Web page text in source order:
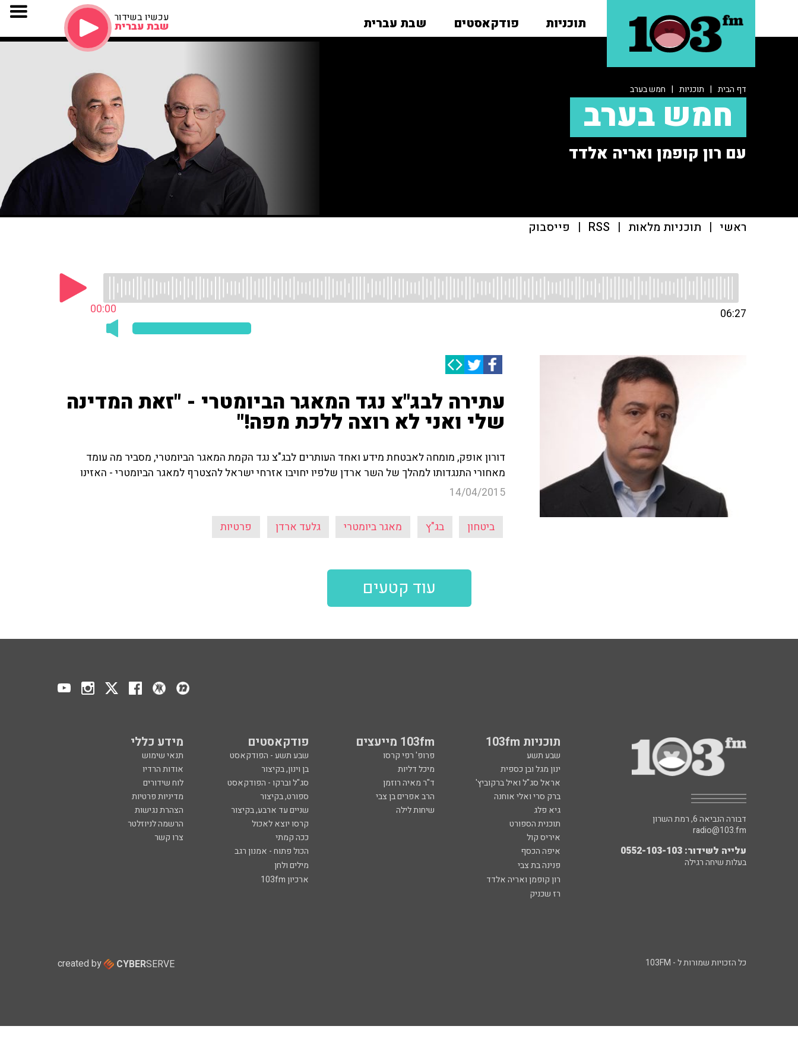
תוכניות פודקאסטים שבת עברית עכשיו בשידור
שבת עברית
דף הבית | תוכניות | חמש בערב
חמש בערב
עם רון קופמן ואריה אלדד
ראשי | תוכניות מלאות |
RSS
| פייסבוק
00:00 06:27
עתירה לבג"צ נגד המאגר הביומטרי - "זאת המדינה
שלי ואני לא רוצה ללכת מפה!"
דורון אופק, מומחה לאבטחת מידע ואחד העותרים לבג"צ נגד הקמת המאגר הביומטרי, מסביר מה עומד
מאחורי התנגדותו למהלך של השר ארדן שלפיו יחויבו אזרחי ישראל להצטרף למאגר הביומטרי - האזינו
14/04/2015
ביטחון בג"ץ מאגר ביומטרי גלעד ארדן פרטיות
עוד קטעים
תוכניות 103fm 103fm מייעצים פודקאסטים מידע כללי
שבע תשע פרופ' רפי קרסו שבע תשע - הפודקאסט
תנאי שימוש
ינון מגל ובן כספית
מיכל דליות בן וינון, בקיצור
אודות הרדיו
אראל סג"ל ואיל ברקוביץ'
ד"ר מאיה רוזמן סג"ל וברקו - הפודקאסט
לוח שידורים
ברק סרי ואלי אוחנה
הרב אפרים בן צבי ספורט, בקיצור
מדיניות פרטיות
גיא פלג
שיחות לילה שניים עד ארבע, בקיצור
הצהרת נגישות
תוכנית הספורט
קרסו יוצא לאכול
הרשמה לניוזלטר
איריס קול
ככה קמתי
צרו קשר
איפה הכסף
הכול פתוח - אמנון רגב
פנינה בת צבי
מילים ולחן
רון קופמן ואריה אלדד
ארכיון 103fm
רז שכניק
דבורה הנביאה 6, רמת השרון
radio@103.fm
עלייה לשידור: 0552-103-103
בעלות שיחה רגילה
כל הזכויות שמורות ל - 103FM created by CYBERSERVE